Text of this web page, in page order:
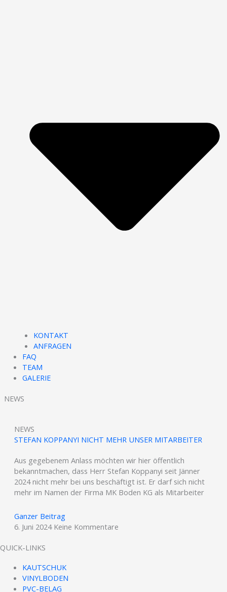
KONTAKT
ANFRAGEN
FAQ
TEAM
GALERIE
NEWS
NEWS
STEFAN KOPPANYI NICHT MEHR UNSER MITARBEITER
Aus gegebenem Anlass möchten wir hier öffentlich
bekanntmachen, dass Herr Stefan Koppanyi seit Jänner
2024 nicht mehr bei uns beschäftigt ist. Er darf sich nicht
mehr im Namen der Firma MK Boden KG als Mitarbeiter
Ganzer Beitrag
6. Juni 2024 Keine Kommentare
QUICK-LINKS
KAUTSCHUK
VINYLBODEN
PVC-BELAG